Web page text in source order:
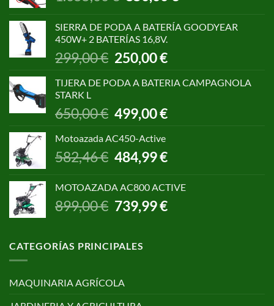
precio
era:
1.055,00 €.
precio
es:
SIERRA DE PODA A BATERÍA GOODYEAR
450W+ 2 BATERÍAS 16,8V.
299,00€ El
precio
original
299,00 €.
250,00€El
precio
actual
250,00 €.
TIJERA DE PODA A BATERIA CAMPAGNOLA
STARK L
650,00€
El
precio
original
650,00 €.
499,00€El
precio
499,00 €.
Motoazada AC450-Active
582,46€
El
precio
era:
582,46 €.
484,99€El
precio
es:
484,99 €.
MOTOAZADA AC800 ACTIVE
899,00€ El
precio
era:
899,00 €.
739,99€El
precio
CATEGORÍAS PRINCIPALES
MAQUINARIA AGRÍCOLA